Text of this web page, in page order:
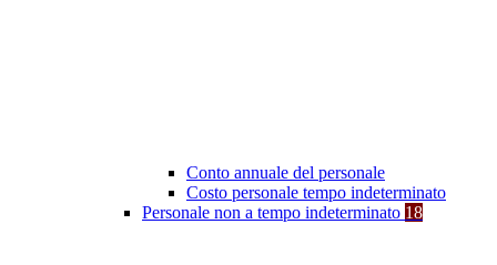
Conto annuale del personale
Costo personale tempo indeterminato
Personale non a tempo indeterminato 18